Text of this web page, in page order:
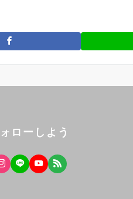
ローしよう